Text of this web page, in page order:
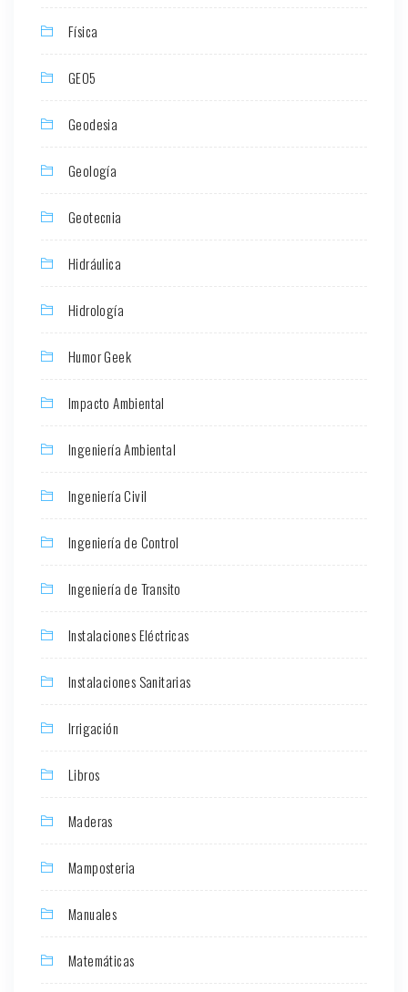
Física
GEO5
Geodesia
Geología
Geotecnia
Hidráulica
Hidrología
Humor Geek
Impacto Ambiental
Ingeniería Ambiental
Ingeniería Civil
Ingeniería de Control
Ingeniería de Transito
Instalaciones Eléctricas
Instalaciones Sanitarias
Irrigación
Libros
Maderas
Mamposteria
Manuales
Matemáticas